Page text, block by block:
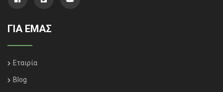
ΓΙΑ ΕΜΑΣ
Εταιρία
Blog